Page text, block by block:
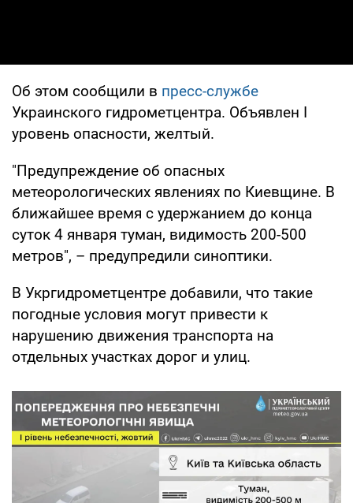
Об этом сообщили в пресс-службе
Украинского гидрометцентра. Объявлен I
уровень опасности, желтый.
"Предупреждение об опасных
метеорологических явлениях по Киевщине. В
ближайшее время с удержанием до конца
суток 4 января туман, видимость 200-500
метров", – предупредили синоптики.
В Укргидрометцентре добавили, что такие
погодные условия могут привести к
нарушению движения транспорта на
отдельных участках дорог и улиц.